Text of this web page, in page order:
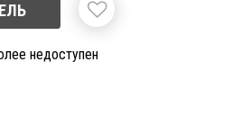
недоступен